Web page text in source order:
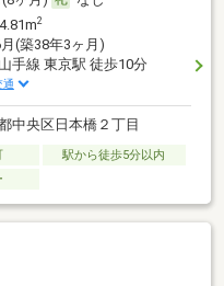
2
(築38年3ヶ月)
山手線 東京駅 徒歩10分
通
中央区日本橋２丁目
駅から徒歩5分以内